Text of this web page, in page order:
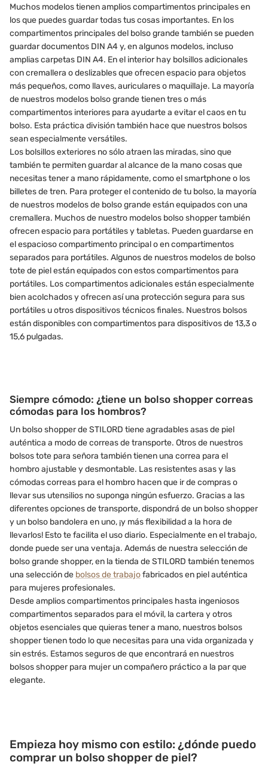
Muchos modelos tienen amplios compartimentos principales en
los que puedes guardar todas tus cosas importantes. En los
compartimentos principales del bolso grande también se pueden
guardar documentos DIN A4 y, en algunos modelos, incluso
amplias carpetas DIN A4. En el interior hay bolsillos adicionales
con cremallera o deslizables que ofrecen espacio para objetos
más pequeños, como llaves, auriculares o maquillaje. La mayoría
de nuestros modelos bolso grande tienen tres o más
compartimentos interiores para ayudarte a evitar el caos en tu
bolso. Esta práctica división también hace que nuestros bolsos
sean especialmente versátiles.
Los bolsillos exteriores no sólo atraen las miradas, sino que
también te permiten guardar al alcance de la mano cosas que
necesitas tener a mano rápidamente, como el smartphone o los
billetes de tren. Para proteger el contenido de tu bolso, la mayoría
de nuestros modelos de bolso grande están equipados con una
cremallera. Muchos de nuestro modelos bolso shopper también
ofrecen espacio para portátiles y tabletas. Pueden guardarse en
el espacioso compartimento principal o en compartimentos
separados para portátiles. Algunos de nuestros modelos de bolso
tote de piel están equipados con estos compartimentos para
portátiles. Los compartimentos adicionales están especialmente
bien acolchados y ofrecen así una protección segura para sus
portátiles u otros dispositivos técnicos finales. Nuestros bolsos
están disponibles con compartimentos para dispositivos de 13,3 o
15,6 pulgadas.
Siempre cómodo: ¿tiene un bolso shopper correas
cómodas para los hombros?
Un bolso shopper de STILORD tiene agradables asas de piel
auténtica a modo de correas de transporte. Otros de nuestros
bolsos tote para señora también tienen una correa para el
hombro ajustable y desmontable. Las resistentes asas y las
cómodas correas para el hombro hacen que ir de compras o
llevar sus utensilios no suponga ningún esfuerzo. Gracias a las
diferentes opciones de transporte, dispondrá de un bolso shopper
y un bolso bandolera en uno, ¡y más flexibilidad a la hora de
llevarlos! Esto te facilita el uso diario. Especialmente en el trabajo,
donde puede ser una ventaja. Además de nuestra selección de
bolso grande shopper, en la tienda de STILORD también tenemos
una selección de bolsos de trabajofabricados en piel auténtica
para mujeres profesionales.
Desde amplios compartimentos principales hasta ingeniosos
compartimentos separados para el móvil, la cartera y otros
objetos esenciales que quieras tener a mano, nuestros bolsos
shopper tienen todo lo que necesitas para una vida organizada y
sin estrés. Estamos seguros de que encontrará en nuestros
bolsos shopper para mujer un compañero práctico a la par que
elegante.
Empieza hoy mismo con estilo: ¿dónde puedo
comprar un bolso shopper de piel?